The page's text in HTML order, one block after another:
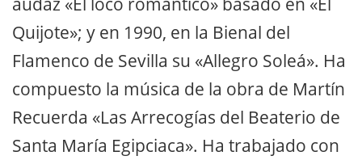
Quijote»; y en 1990, en la Bienal del
Flamenco de Sevilla su «Allegro Soleá». Ha
compuesto la música de la obra de Martín
Recuerda «Las Arrecogías del Beaterio de
Santa María Egipciaca». Ha trabajado con